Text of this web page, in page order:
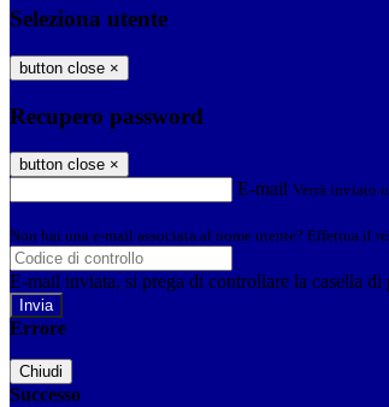
Seleziona utente
button close ×
Recupero password
button close ×
E-mail Verrà inviato
Non hai una e-mail associata al nome utente? Effettua il
E-mail inviata, si prega di controllare la casella di
Errore
Chiudi
Successo